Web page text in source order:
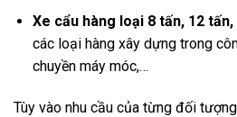
Xe cẩu hàng loại 8 tấn, 12
các loại hàng xây dựng trong
chuyền máy móc,…
Tùy vào nhu cầu của từng đối